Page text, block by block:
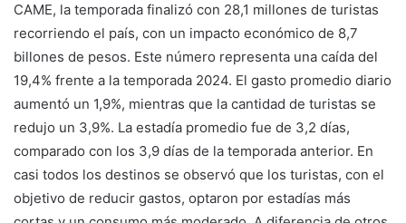
CAME, la temporada finalizó con 28,1 millones de turistas
recorriendo el país, con un impacto económico de 8,7
billones de pesos. Este número representa una caída del
19,4% frente a la temporada 2024. El gasto promedio diario
aumentó un 1,9%, mientras que la cantidad de turistas se
redujo un 3,9%. La estadía promedio fue de 3,2 días,
comparado con los 3,9 días de la temporada anterior. En
casi todos los destinos se observó que los turistas, con el
objetivo de reducir gastos, optaron por estadías más